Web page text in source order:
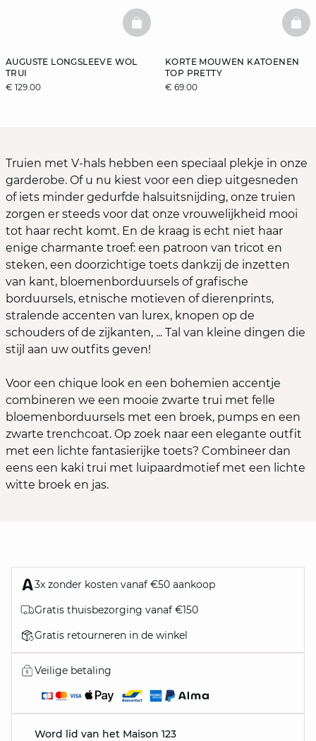
AUGUSTE LONGSLEEVE WOL
TRUI
€ 129.00
BASKETFULL
KORTE MOUWEN KATOENEN
TOP PRETTY
€ 69.00
Truien met V-hals hebben een speciaal plekje in onze
garderobe. Of u nu kiest voor een diep uitgesneden
of iets minder gedurfde halsuitsnijding, onze truien
zorgen er steeds voor dat onze vrouwelijkheid mooi
tot haar recht komt. En de kraag is echt niet haar
enige charmante troef: een patroon van tricot en
steken, een doorzichtige toets dankzij de inzetten
van kant, bloemenborduursels of grafische
borduursels, etnische motieven of dierenprints,
stralende accenten van lurex, knopen op de
schouders of de zijkanten, ... Tal van kleine dingen die
stijl aan uw outfits geven!
Voor een chique look en een bohemien accentje
combineren we een mooie zwarte trui met felle
bloemenborduursels met een broek, pumps en een
zwarte trenchcoat. Op zoek naar een elegante outfit
met een lichte fantasierijke toets? Combineer dan
eens een kaki trui met luipaardmotief met een lichte
witte broek en jas.
3x zonder kosten vanaf €50 aankoop
Gratis thuisbezorging vanaf €150
Gratis retourneren in de winkel
Veilige betaling
Word lid van het Maison 123